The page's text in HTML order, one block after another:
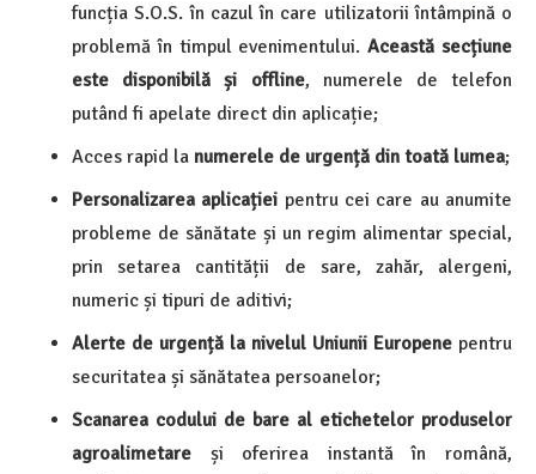
funcția S.O.S. în cazul în care utilizatorii întâmpină o
problemă în timpul evenimentului.Această secțiune
este disponibilă și offline, numerele de telefon
putând fi apelate direct din aplicație;
Acces rapid la numerele de urgență din toată lumea;
Personalizarea aplicației pentru cei care au anumite
probleme de sănătate și un regim alimentar special,
prin setarea cantității de sare, zahăr, alergeni,
numeric și tipuri de aditivi;
Alerte de urgență la nivelul Uniunii Europene pentru
securitatea și sănătatea persoanelor;
Scanarea codului de bare al etichetelor produselor
agroalimetare și oferirea instantă în română,